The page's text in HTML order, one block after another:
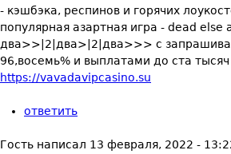
- кэшбэка, респинов и горячих
популярная азартная игра - dead else
два>>|2|два>|2|два>>> с
96,восемь% и выплатами до ста тысяч
https://vavadavipcasino.su
ответить
Гость написал 13 февраля, 2022 -